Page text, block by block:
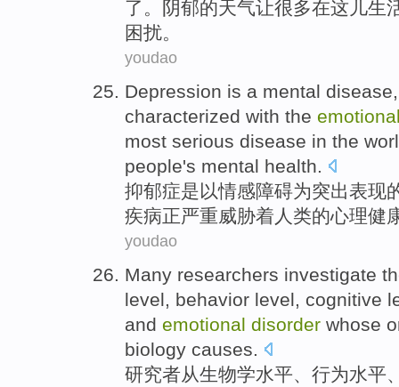
了 。 阴郁的天气让很多在这儿生
困扰。
youdao
Depression is a mental disease
characterized with the
most serious disease in the
people's mental health.
抑郁症是以情感障碍为突出表现
疾病正严重威胁着 人类的心理健
youdao
Many researchers investigate
level, behavior level, cognitive
and emotional disorder whose
biology causes.
研究者从生物学水平、 行为水平